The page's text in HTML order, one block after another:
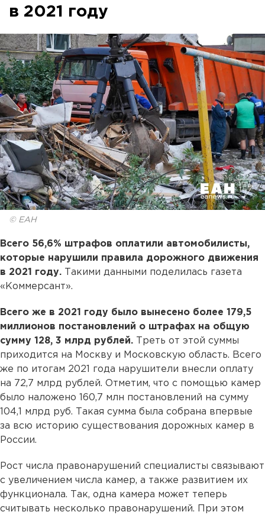
в 2021 году
© ЕАН
Всего 56,6% штрафов оплатили автомобилисты,
которые нарушили правила дорожного движения
в 2021 году.
Такими данными поделилась газета
«Коммерсант».
Всего же в 2021 году было вынесено более 179,5
миллионов постановлений о штрафах на общую
сумму 128, 3 млрд рублей.
Треть от этой суммы
приходится на Москву и Московскую область. Всего
же по итогам 2021 года нарушители внесли оплату
на 72,7 млрд рублей. Отметим, что с помощью камер
было наложено 160,7 млн постановлений на сумму
104,1 млрд руб. Такая сумма была собрана впервые
за всю историю существования дорожных камер в
России.
Рост числа правонарушений специалисты связывают
с увеличением числа камер, а также развитием их
функционала. Так, одна камера может теперь
считывать несколько правонарушений. При этом